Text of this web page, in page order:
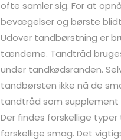
ofte samler sig. For at
bevægelser og børste
Udover tandbørstning er
tænderne. Tandtråd
under tandkødsranden.
tandbørsten ikke nå de
tandtråd som supplement
Der findes forskellige
forskellige smag. Det